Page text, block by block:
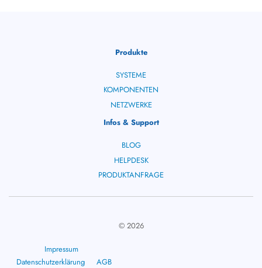
Produkte
SYSTEME
KOMPONENTEN
NETZWERKE
Infos & Support
BLOG
HELPDESK
PRODUKTANFRAGE
© 2026
Impressum
Datenschutzerklärung
AGB